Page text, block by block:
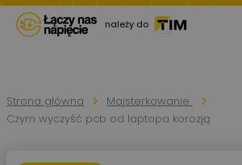
należy do
Strona główna
Majsterkowanie
Czym wyczyść pcb od laptopa korozją